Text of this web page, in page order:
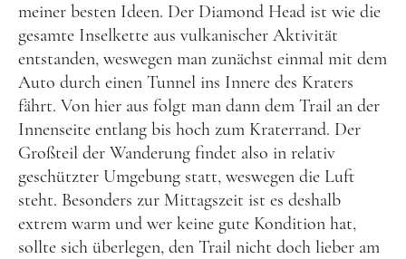
Osteuropa
Bosnien und Herzegowina
Kroatien
Moldau
Polen
Rumänien
Slowakei
Tschechien
meiner besten Ideen. Der Diamond Head ist wie die
gesamte Inselkette aus vulkanischer Aktivität
entstanden, weswegen man zunächst einmal mit dem
Auto durch einen Tunnel ins Innere des Kraters
fährt. Von hier aus folgt man dann dem Trail an der
Innenseite entlang bis hoch zum Kraterrand. Der
Großteil der Wanderung findet also in relativ
geschützter Umgebung statt, weswegen die Luft
steht. Besonders zur Mittagszeit ist es deshalb
extrem warm und wer keine gute Kondition hat,
sollte sich überlegen, den Trail nicht doch lieber am